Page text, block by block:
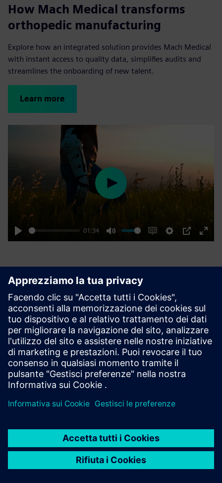
How Mach Medical transforms
orthopedic manufacturing
Explore how an integrated solution provides Mach Medical
with instant access to quality data, simplifies audits and
streamlines the onboarding of new talent.
Learn more
Play
01:34
Mute
EnableSettings
PIP
Enter
Play
Un aspetto importante della
nostra trasformazione
digitale è la creazione di un
approccio comune per la
gestione delle informazioni
sui prodotti e il